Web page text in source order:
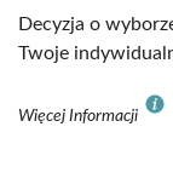
Decyzja o
Twoje
Więcej Informacji